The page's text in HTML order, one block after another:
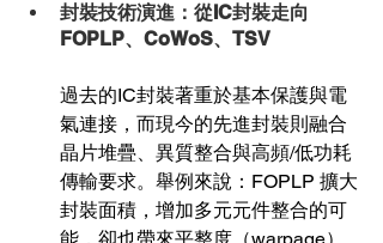
封裝技術演進：從IC封裝走向
FOPLP、CoWoS、TSV
過去的IC封裝著重於基本保護與電
氣連接，而現今的先進封裝則融合
晶片堆疊、異質整合與高頻/低功耗
傳輸要求。舉例來說：FOPLP 擴大
封裝面積，增加多元元件整合的可